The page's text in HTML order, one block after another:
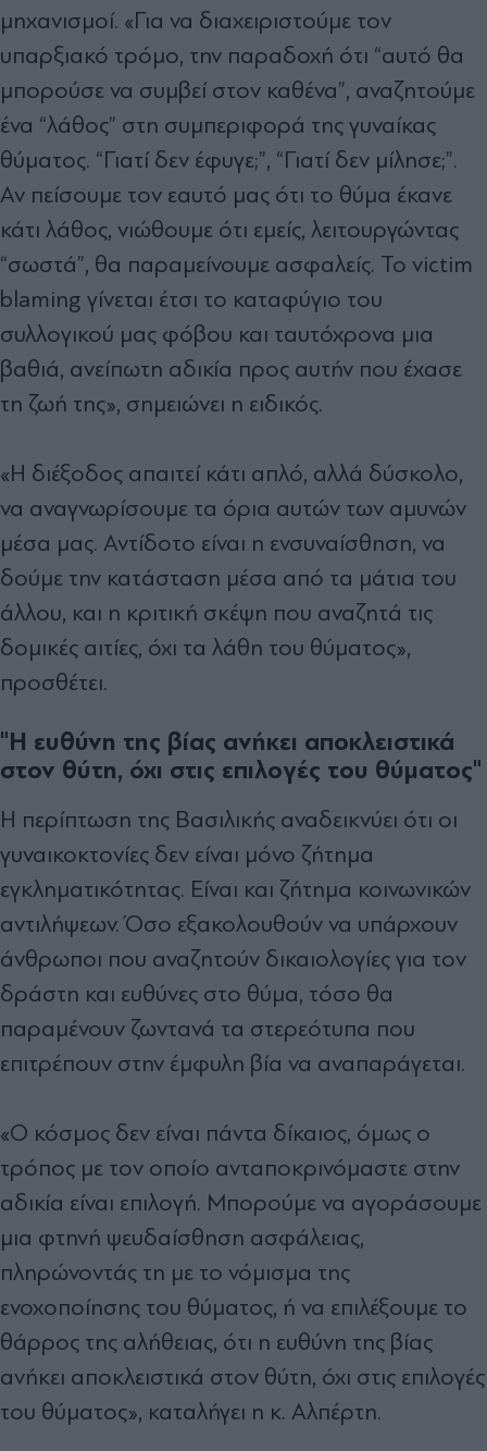
μηχανισμοί. «Για να διαχειριστούμε τον
υπαρξιακό τρόμο, την παραδοχή ότι “αυτό θα
μπορούσε να συμβεί στον καθένα”, αναζητούμε
ένα “λάθος” στη συμπεριφορά της γυναίκας
θύματος. “Γιατί δεν έφυγε;”, “Γιατί δεν μίλησε;”.
Αν πείσουμε τον εαυτό μας ότι το θύμα έκανε
κάτι λάθος, νιώθουμε ότι εμείς, λειτουργώντας
“σωστά”, θα παραμείνουμε ασφαλείς. Το victim
blaming γίνεται έτσι το καταφύγιο του
συλλογικού μας φόβου και ταυτόχρονα μια
βαθιά, ανείπωτη αδικία προς αυτήν που έχασε
τη ζωή της», σημειώνει η ειδικός.
«Η διέξοδος απαιτεί κάτι απλό, αλλά δύσκολο,
να αναγνωρίσουμε τα όρια αυτών των αμυνών
μέσα μας. Αντίδοτο είναι η ενσυναίσθηση, να
δούμε την κατάσταση μέσα από τα μάτια του
άλλου, και η κριτική σκέψη που αναζητά τις
δομικές αιτίες, όχι τα λάθη του θύματος»,
προσθέτει.
"Η ευθύνη της βίας ανήκει αποκλειστικά
στον θύτη, όχι στις επιλογές του θύματος"
Η περίπτωση της Βασιλικής αναδεικνύει ότι οι
γυναικοκτονίες δεν είναι μόνο ζήτημα
εγκληματικότητας. Είναι και ζήτημα κοινωνικών
αντιλήψεων. Όσο εξακολουθούν να υπάρχουν
άνθρωποι που αναζητούν δικαιολογίες για τον
δράστη και ευθύνες στο θύμα, τόσο θα
παραμένουν ζωντανά τα στερεότυπα που
επιτρέπουν στην έμφυλη βία να αναπαράγεται.
«Ο κόσμος δεν είναι πάντα δίκαιος, όμως ο
τρόπος με τον οποίο ανταποκρινόμαστε στην
αδικία είναι επιλογή. Μπορούμε να αγοράσουμε
μια φτηνή ψευδαίσθηση ασφάλειας,
πληρώνοντάς τη με το νόμισμα της
ενοχοποίησης του θύματος, ή να επιλέξουμε το
θάρρος της αλήθειας, ότι η ευθύνη της βίας
ανήκει αποκλειστικά στον θύτη, όχι στις επιλογές
του θύματος», καταλήγει η κ. Αλπέρτη.